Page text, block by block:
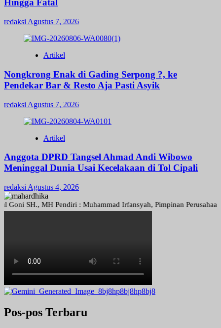
Hingga Fatal
redaksi Agustus 7, 2026
Artikel
Nongkrong Enak di Gading Serpong ?, ke
Pendekar Bar & Resto Aja Pasti Asyik
redaksi Agustus 7, 2026
Artikel
Anggota DPRD Tangsel Ahmad Andi Wibowo
Meninggal Dunia Usai Kecelakaan di Tol Cipali
redaksi Agustus 4, 2026
SH., MH Pendiri : Muhammad Irfansyah, Pimpinan Perusahaan
Pos-pos Terbaru